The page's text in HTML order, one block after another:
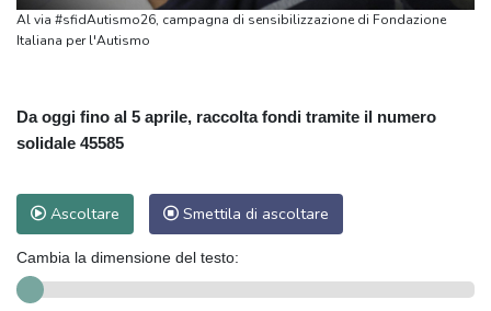
Al via #sfidAutismo26, campagna di sensibilizzazione di Fondazione
Italiana per l'Autismo
Da oggi fino al 5 aprile, raccolta fondi tramite il numero
solidale 45585
Ascoltare Smettila di ascoltare
Cambia la dimensione del testo: